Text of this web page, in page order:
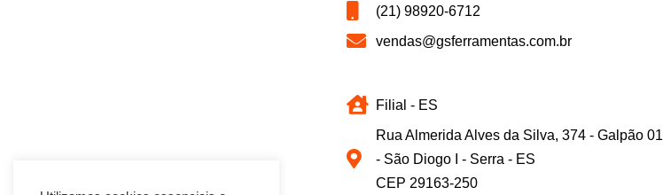
(21) 98920-6712
vendas@gsferramentas.com.br
Filial - ES
Rua Almerida Alves da Silva, 374 - Galpão 01
- São Diogo I - Serra - ES
CEP 29163-250